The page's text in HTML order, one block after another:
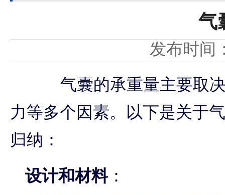
气
发布时间
气囊的承重量主要取决
力等多个因素。以下是关于
归纳：
设计和材料：